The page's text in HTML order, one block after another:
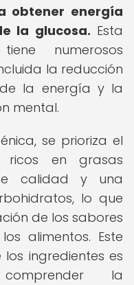
obtener energía
la glucosa. Esta
numerosos
la reducción
la energía y la
mental.
se prioriza el
ricos en grasas
calidad y una
lo que
de los sabores
alimentos. Este
ingredientes es
la